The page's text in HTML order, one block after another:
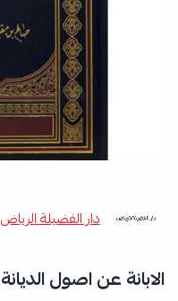
دار الفضيلة الرياض
الابانة عن اصول الديانة